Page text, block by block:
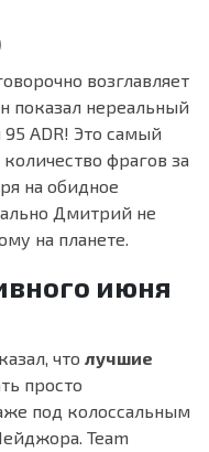
возглавляет
показал нереальный
95 ADR! Это самый
фрагов за
на обидное
Дмитрий не
на планете.
июня
что лучшие
просто
под колоссальным
Team